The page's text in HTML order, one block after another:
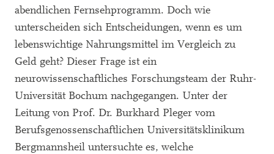
abendlichen Fernsehprogramm. Doch wie
unterscheiden sich Entscheidungen, wenn es um
lebenswichtige Nahrungsmittel im Vergleich zu
Geld geht? Dieser Frage ist ein
neurowissenschaftliches Forschungsteam der Ruhr-
Universität Bochum nachgegangen. Unter der
Leitung von Prof. Dr. Burkhard Pleger vom
Berufsgenossenschaftlichen Universitätsklinikum
Bergmannsheil untersuchte es, welche